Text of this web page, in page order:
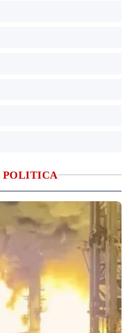
POLITICA